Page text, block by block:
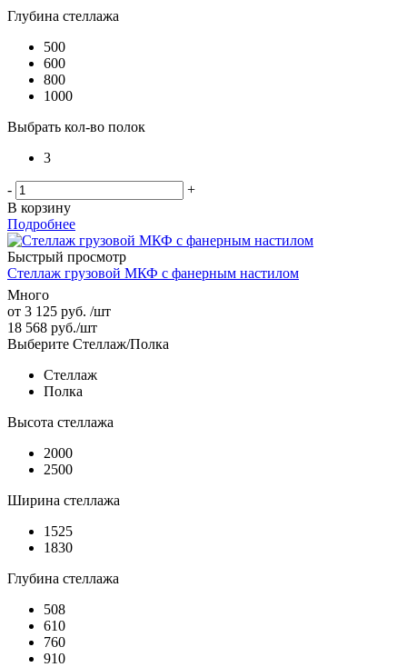
Глубина стеллажа
500
600
800
1000
Выбрать кол-во полок
3
-
+
В корзину
Подробнее
Быстрый просмотр
Стеллаж грузовой МКФ с фанерным настилом
Много
от 3 125 руб. /шт
18 568 руб./шт
Выберите Стеллаж/Полка
Стеллаж
Полка
Высота стеллажа
2000
2500
Ширина стеллажа
1525
1830
Глубина стеллажа
508
610
760
910